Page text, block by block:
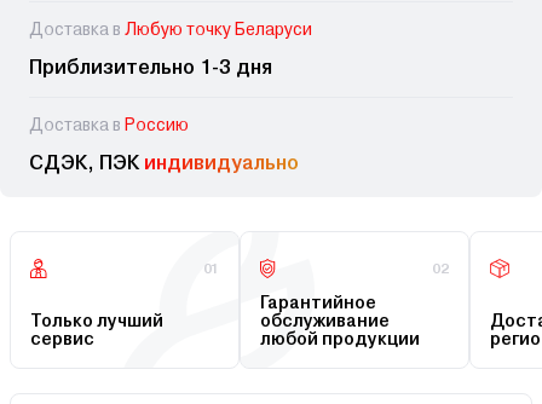
Доставка в Любую точку Беларуси
Приблизительно 1-3 дня
Доставка в Россию
СДЭК, ПЭК индивидуально
01
Только лучший
сервис
02
Гарантийное
обслуживание
любой продукции